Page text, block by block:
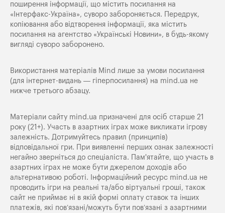
поширення iнформацiї, що мiстить посилання на
«Iнтерфакс-Україна», суворо забороняється. Передрук,
копіювання або відтворення інформації, яка містить
посилання на агентство «Українські Новини», в будь-якому
вигляді суворо заборонено.
Використання матеріалів Mind лише за умови посилання
(для інтернет-видань — гіперпосилання) на mind.ua не
нижче третього абзацу.
Матеріали сайту mind.ua призначені для осіб старше 21
року (21+). Участь в азартних іграх може викликати ігрову
залежність. Дотримуйтесь правил (принципів)
відповідальної гри. При виявленні перших ознак залежності
негайно зверніться до спеціаліста. Пам'ятайте, що участь в
азартних іграх не може бути джерелом доходів або
альтернативою роботі. Інформаційний ресурс mind.ua не
проводить ігри на реальні та/або віртуальні гроші, також
сайт не приймає ні в якій формі оплату ставок та інших
платежів, які пов’язані/можуть бути пов’язані з азартними